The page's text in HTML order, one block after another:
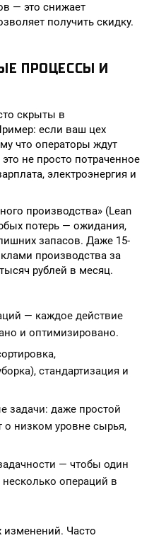
— это снижает
получить скидку.
ПРОЦЕССЫ И
скрыты в
если ваш цех
что операторы ждут
не просто потраченное
электроэнергия и
производства» (Lean
потерь — ожидания,
запасов. Даже 15-
производства за
рублей в месяц.
— каждое действие
и оптимизировано.
стандартизация и
задачи: даже простой
о низком уровне сырья,
— чтобы один
операций в
изменений. Часто